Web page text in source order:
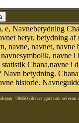
Navnebetydning
betyr, betydning
navne, navnet,
navne
Chana,navne i
betydning.
historie.
29850 (den er god nok selvom